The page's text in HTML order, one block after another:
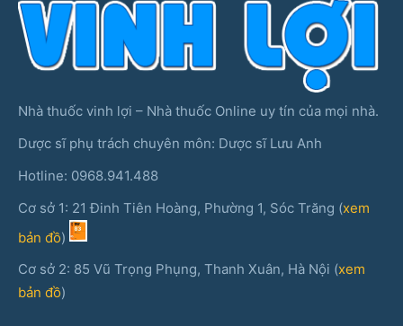
Nhà thuốc vinh lợi – Nhà thuốc Online uy tín của mọi nhà.
Dược sĩ phụ trách chuyên môn: Dược sĩ Lưu Anh
Hotline: 0968.941.488
Cơ sở 1: 21 Đinh Tiên Hoàng, Phường 1, Sóc Trăng (xem
bản đồ)
Cơ sở 2: 85 Vũ Trọng Phụng, Thanh Xuân, Hà Nội (xem
bản đồ)